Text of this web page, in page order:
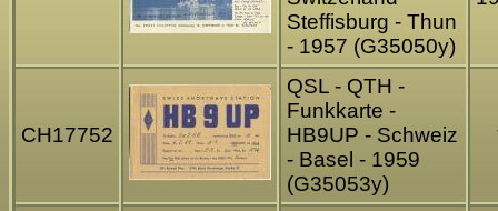
Steffisburg - Thun
- 1957 (G35050y)
CH17752
QSL - QTH -
Funkkarte -
HB9UP - Schweiz
- Basel - 1959
(G35053y)